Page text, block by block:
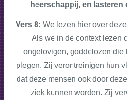
heerschappij, en lasteren
Vers 8: We lezen hier over
Als we in de context lezen
ongelovigen, goddelozen die
plegen. Zij verontreinigen hun
dat deze mensen ook door
ziek kunnen worden. Zij